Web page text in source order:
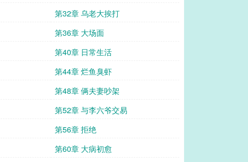
第32章 乌老大挨打
第36章 大场面
第40章 日常生活
第44章 烂鱼臭虾
第48章 俩夫妻吵架
第52章 与李六爷交易
第56章 拒绝
第60章 大病初愈